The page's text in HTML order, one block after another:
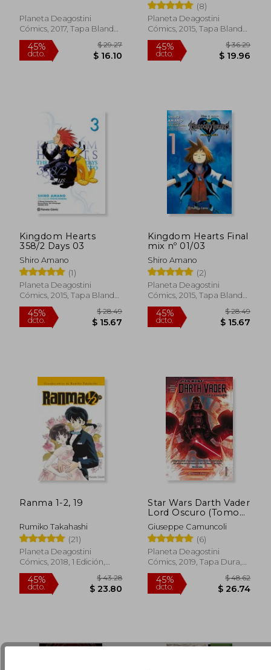
45%
dcto.
45%
dcto.
Planeta Deagostini
Cómics, 2017, Tapa Blanda,
Nuevo
45%
dcto.
Masashi Kishimoto -
Libro Físico
(8)
Planeta Deagostini
Cómics, 2015, Tapa Blanda,
Usado
45%
dcto.
Kingdom Hearts
358/2 Days 03
Shiro Amano
(1)
Planeta Deagostini
Cómics, 2015, Tapa Blanda,
Nuevo
Kingdom Hearts Final
mix nº 01/03
Shiro Amano
(2)
Planeta Deagostini
Cómics, 2015, Tapa Blanda,
Nuevo
Ranma 1-2, 19
Rumiko Takahashi
(21)
Planeta Deagostini
Cómics, 2018, 1 Edición,
Tapa Blanda, Nuevo
Star Wars Darth Vader
Lord Oscuro (Tomo
Recopilatorio) nº 01
Giuseppe Camuncoli
(6)
Planeta Deagostini
Cómics, 2019, Tapa Dura,
Nuevo